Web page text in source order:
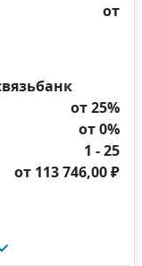
от
от 25%
от 0%
1 - 25
от 113 746,00 ₽